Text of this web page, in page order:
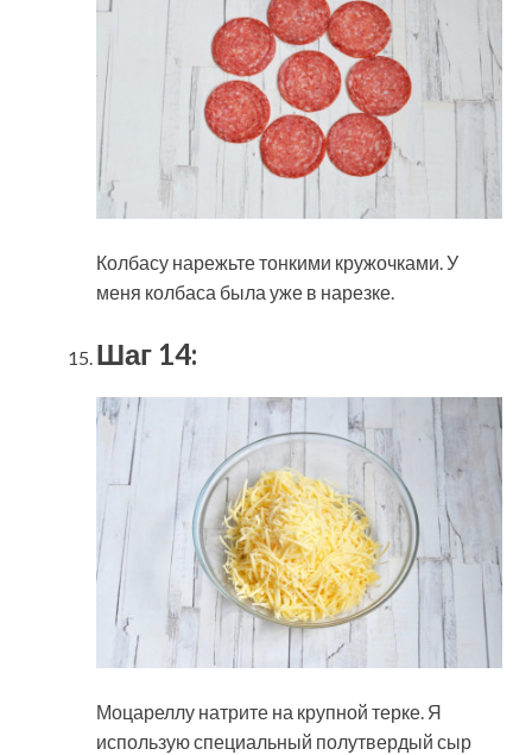
Колбасу нарежьте тонкими кружочками. У
меня колбаса была уже в нарезке.
Шаг 14:
Моцареллу натрите на крупной терке. Я
использую специальный полутвердый сыр